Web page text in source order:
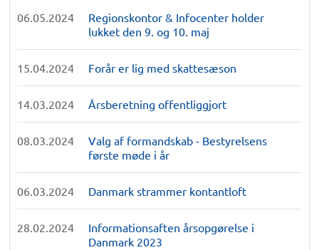
06.05.2024
Regionskontor & Infocenter holder
lukket den 9. og 10. maj
15.04.2024 Forår er lig med skattesæson
14.03.2024 Årsberetning offentliggjort
08.03.2024
Valg af formandskab - Bestyrelsens
første møde i år
06.03.2024 Danmark strammer kontantloft
28.02.2024
Informationsaften årsopgørelse i
Danmark 2023